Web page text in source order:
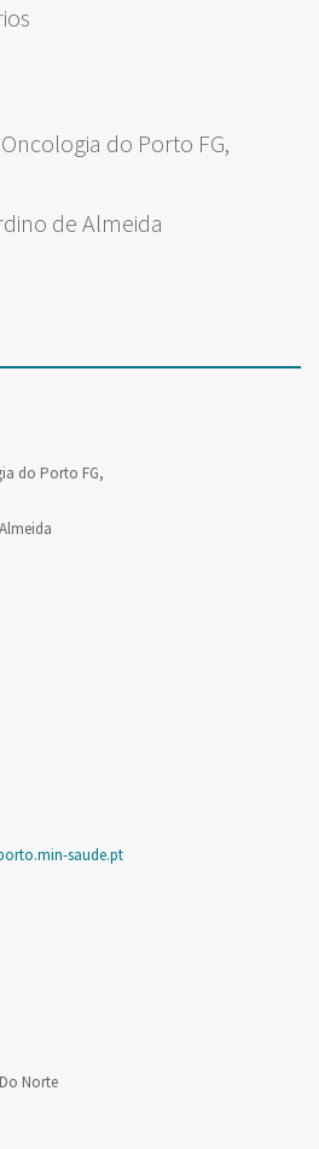
do Porto FG,
de Almeida
do Porto FG,
saude.pt
Norte